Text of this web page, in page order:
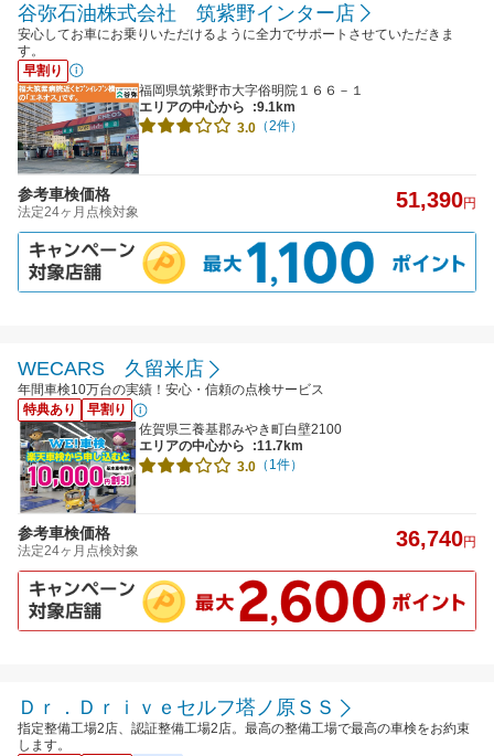
谷弥石油株式会社 筑紫野インター店
安心してお車にお乗りいただけるように全力でサポートさせていただきま
す。
早割り
福岡県筑紫野市大字俗明院１６６－１
エリアの中心から
:9.1km
3.0 （2件）
参考車検価格
法定24ヶ月点検対象 51,390円
WECARS 久留米店
年間車検10万台の実績！安心・信頼の点検サービス
特典あり
早割り
佐賀県三養基郡みやき町白壁2100
エリアの中心から
:11.7km
3.0 （1件）
参考車検価格
法定24ヶ月点検対象 36,740円
Ｄｒ．Ｄｒｉｖｅセルフ塔ノ原ＳＳ
指定整備工場2店、認証整備工場2店。最高の整備工場で最高の車検をお約束
します。